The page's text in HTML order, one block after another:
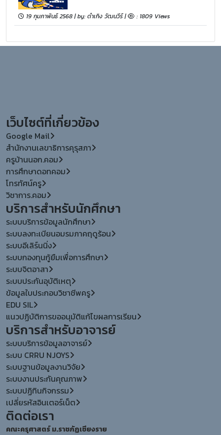
19 กุมภาพันธ์ 2568 | by: ดำเกิง วัฒนวีร์ | : 1809 Views
เว็บไซต์ที่เกี่ยวข้อง
Google Mail
สำนักงานเลขาธิการคุรุสภา
ครูบ้านนอก.คอม
การศึกษาดอทคอม
โทรทัศน์ครู
วิชาการ.คอม
บริการสำหรับนักศึกษา
ระบบบริการข้อมูลนักศึกษา
ระบบลงทะเบียนอมรมภาคฤดูร้อน
ระบบอีเลิร์นนิ่ง
ระบบกองทุนกู้ยืมเพื่อการศึกษา
ระบบจิตอาสา
ระบบประกันอุบัติเหตุ
ข้อมูลใบประกอบวิชาชีพครู
EDU SIL
แนวปฏิบัติการขออนุมัติแก้ไขผลการเรียน
บริการสำหรับอาจารย์
ระบบบริการข้อมูลอาจารย์
ระบบ CRRU NJOYS
ระบบฐานข้อมูลงานวิจัย
ระบบงานประกันคุณภาพ
ระบบปฏิทินกิจกรรม
เปลี่ยรหัสอินเตอร์เน็ต
ติดต่อเรา
คณะครุศาสตร์ ม.ราชภัฏเชียงราย